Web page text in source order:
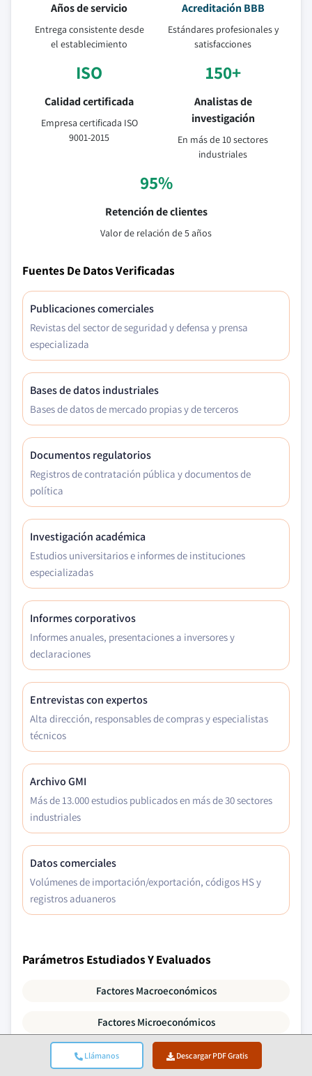
Llámanos Descargar PDF Gratis
Años de servicio
Entrega consistente desde
el establecimiento
Acreditación BBB
Estándares profesionales y
satisfacciones
ISO
Calidad certificada
Empresa certificada ISO
9001-2015
150+
Analistas de
investigación
En más de 10 sectores
industriales
95%
Retención de clientes
Valor de relación de 5 años
Fuentes De Datos Verificadas
Publicaciones comerciales
Revistas del sector de seguridad y defensa y prensa
especializada
Bases de datos industriales
Bases de datos de mercado propias y de terceros
Documentos regulatorios
Registros de contratación pública y documentos de
política
Investigación académica
Estudios universitarios e informes de instituciones
especializadas
Informes corporativos
Informes anuales, presentaciones a inversores y
declaraciones
Entrevistas con expertos
Alta dirección, responsables de compras y especialistas
técnicos
Archivo GMI
Más de 13.000 estudios publicados en más de 30 sectores
industriales
Datos comerciales
Volúmenes de importación/exportación, códigos HS y
registros aduaneros
Parámetros Estudiados Y Evaluados
Factores Macroeconómicos
Factores Microeconómicos
Tecnología E Innovación